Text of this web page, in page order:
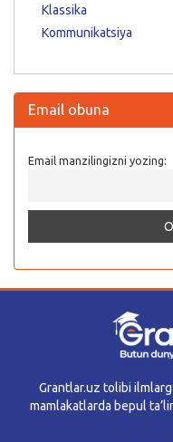
Klassika
Kommunikatsiya
Email obuna
Email manzilingizni yozing:
Grantlar.uz tolibi
mamlakatlarda bepul